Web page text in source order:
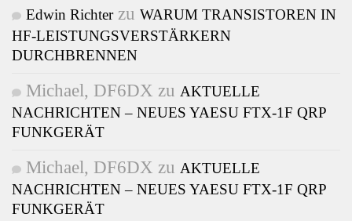
Edwin Richterzu WARUM TRANSISTOREN IN
HF-LEISTUNGSVERSTÄRKERN
DURCHBRENNEN
Michael, DF6DX zu AKTUELLE
NACHRICHTEN – NEUES YAESU FTX-1F QRP
FUNKGERÄT
Michael, DF6DX zu AKTUELLE
NACHRICHTEN – NEUES YAESU FTX-1F QRP
FUNKGERÄT